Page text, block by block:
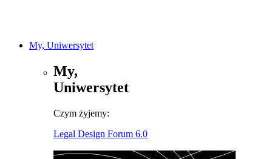
My, Uniwersytet
My,
Uniwersytet
Czym żyjemy:
Legal Design Forum 6.0